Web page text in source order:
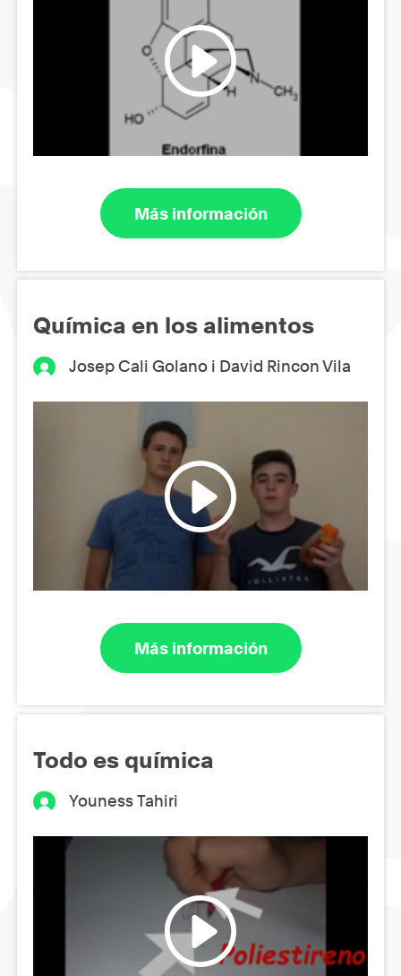
Más información
Química en los alimentos
Josep Cali Golano i David Rincon Vila
Más información
Todo es química
Youness Tahiri